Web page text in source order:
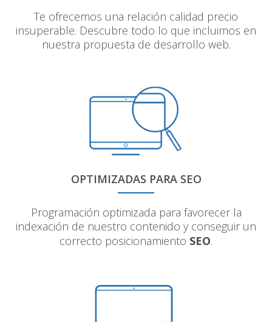
Te ofrecemos una relación calidad precio
insuperable. Descubre todo lo que incluimos en
nuestra propuesta de desarrollo web.
OPTIMIZADAS PARA SEO
Programación optimizada para favorecer la
indexación de nuestro contenido y conseguir un
correcto posicionamiento SEO.